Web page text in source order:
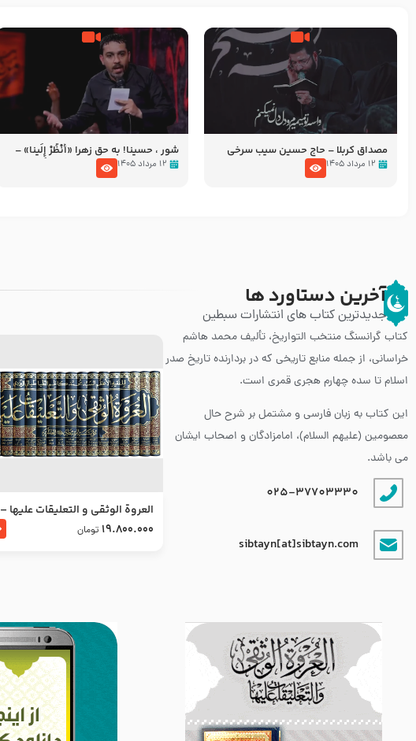
مصداق کربلا – حاج حسین سیب سرخی
۱۲ مرداد ۱۴۰۵
شور ، حسینا! به‌ حق زهرا «أُنْظُرْ إِلَینا» –
عزاداری شب هفتم ماه محرّم 1405
۱۲ مرداد ۱۴۰۵
آخرین دستاورد ها
جدیدترین کتاب های انتشارات سبطین
کتاب گرانسنگ منتخب التواريخ، تألیف محمد هاشم
خراسانی، از جمله منابع تاریخی که در بردارنده تاریخ صدر
اسلام تا سده چهارم هجری قمری است.
این کتاب به زبان فارسی و مشتمل بر شرح حال
معصومین (علیهم السلام)، امامزادگان و اصحاب ایشان
می باشد.
025-37703330
sibtayn[at]sibtayn.com
العروة الوثقى و التعليقات عليها –
طرح جدید
19.800.000 تومان